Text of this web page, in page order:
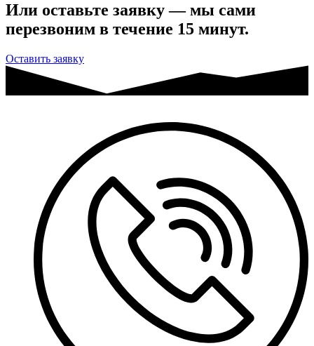
Или оставьте заявку — мы сами
перезвоним в течение 15 минут.
Оставить заявку